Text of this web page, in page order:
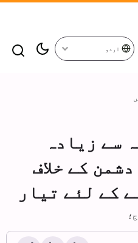
اردو
سے زیادہ
کے خلاف
کے لئے تیار